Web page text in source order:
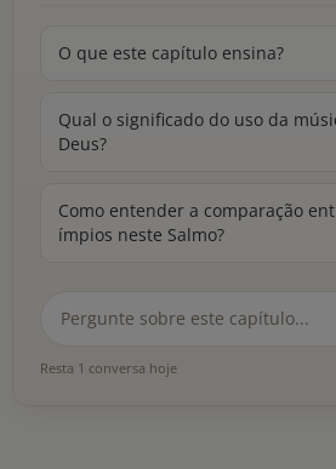
O que este capítulo ensina?
Qual o significado do uso da
Deus?
Como entender a comparação
ímpios neste Salmo?
Resta 1 conversa hoje